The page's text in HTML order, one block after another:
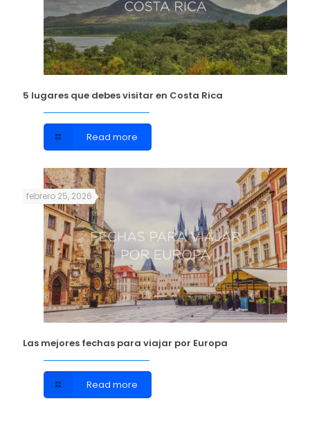
5 lugares que debes visitar en Costa Rica
Read more
febrero 25, 2026
Las mejores fechas para viajar por Europa
Read more